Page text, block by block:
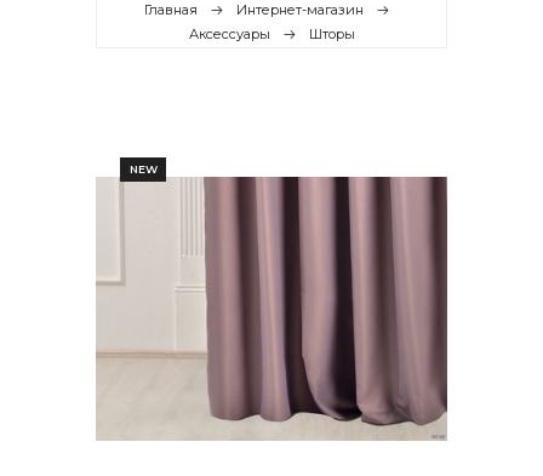
Главная
Интернет-магазин
Аксессуары
Шторы
NEW